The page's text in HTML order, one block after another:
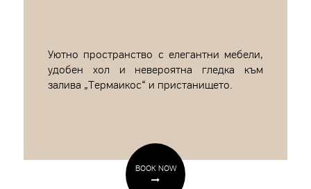
Уютно пространство с елегантни мебели,
удобен хол и невероятна гледка към
залива „Термаикос“ и пристанището.
BOOK NOW